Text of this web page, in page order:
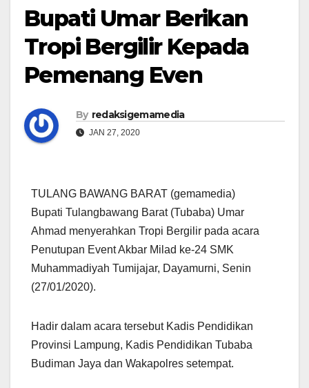
Bupati Umar Berikan
Tropi Bergilir Kepada
Pemenang Even
By redaksigemamedia
JAN 27, 2020
TULANG BAWANG BARAT (gemamedia)
Bupati Tulangbawang Barat (Tubaba) Umar
Ahmad menyerahkan Tropi Bergilir pada acara
Penutupan Event Akbar Milad ke-24 SMK
Muhammadiyah Tumijajar, Dayamurni, Senin
(27/01/2020).
Hadir dalam acara tersebut Kadis Pendidikan
Provinsi Lampung, Kadis Pendidikan Tubaba
Budiman Jaya dan Wakapolres setempat.